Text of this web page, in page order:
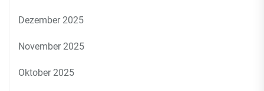
Dezember 2025
November 2025
Oktober 2025